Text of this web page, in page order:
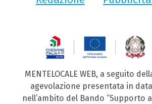
MENTELOCALE WEB, a seguito
agevolazione presentata in
nell’ambito del Bando “Supporto